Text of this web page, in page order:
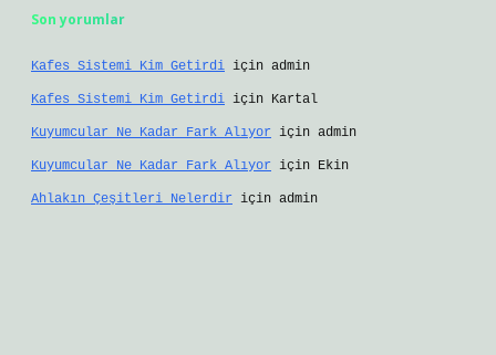
Son yorumlar
Kafes Sistemi Kim Getirdi için admin
Kafes Sistemi Kim Getirdi için Kartal
Kuyumcular Ne Kadar Fark Alıyor için admin
Kuyumcular Ne Kadar Fark Alıyor için Ekin
Ahlakın Çeşitleri Nelerdir için admin